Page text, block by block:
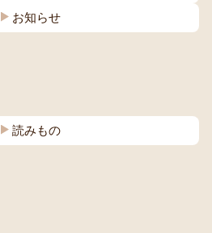
お知らせ
読みもの